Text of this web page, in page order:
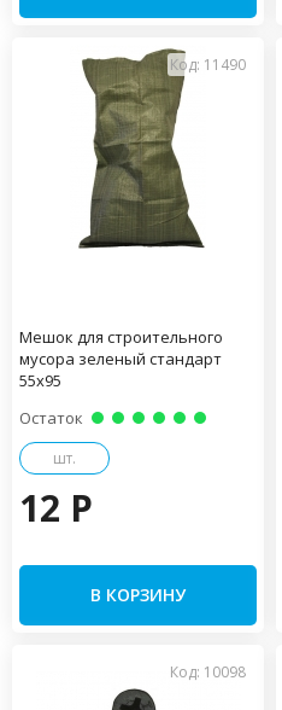
Код: 11490
Мешок для строительного
мусора зеленый стандарт
55х95
Остаток
шт.
12 P
В КОРЗИНУ
Код: 10098